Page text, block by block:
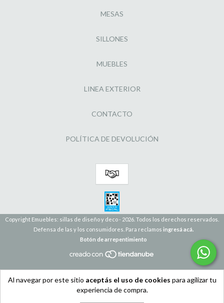
Al navegar por este sitio aceptás el uso de cookies para agilizar tu
experiencia de compra.
MESAS
SILLONES
MUEBLES
LINEA EXTERIOR
CONTACTO
POLÍTICA DE DEVOLUCIÓN
Copyright Emuebles: sillas de diseño y deco - 2026. Todos los derechos reservados.
Defensa de las y los consumidores. Para reclamos ingresá acá.
Botón de arrepentimiento